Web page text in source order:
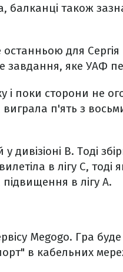
балканці також
для
завдання, яке УАФ
і поки сторони не
п'ять з
дивізіоні В. Тоді
в лігу С, тоді
підвищення в лігу А.
Megogo. Гра
в кабельних